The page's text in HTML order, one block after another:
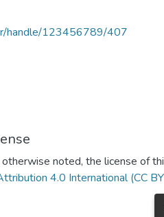
handle/123456789/407
noted, the license of
4.0 International (CC